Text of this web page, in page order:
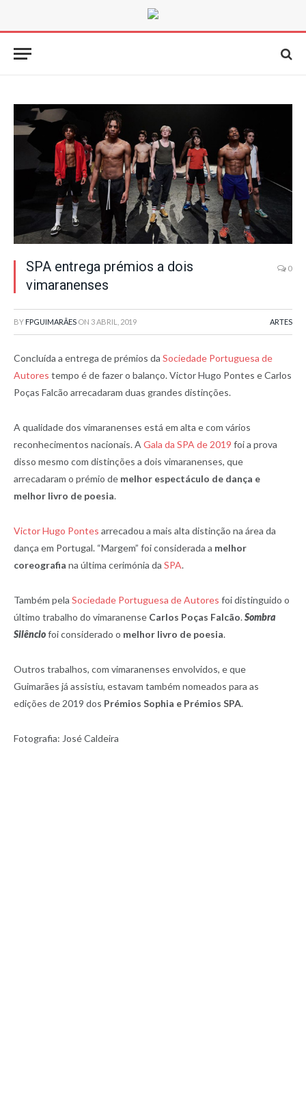
SPA entrega prémios a dois
vimaranenses
0
BY FPGUIMARÃES ON 3 ABRIL, 2019 ARTES
Concluída a entrega de prémios da Sociedade Portuguesa de
Autores tempo é de fazer o balanço. Victor Hugo Pontes e Carlos
Poças Falcão arrecadaram duas grandes distinções.
A qualidade dos vimaranenses está em alta e com vários
reconhecimentos nacionais. A Gala da SPA de 2019 foi a prova
disso mesmo com distinções a dois vimaranenses, que
arrecadaram o prémio de melhor espectáculo de dança e
melhor livro de poesia.
Victor Hugo Pontes arrecadou a mais alta distinção na área da
dança em Portugal. “Margem” foi considerada a melhor
coreografia na última cerimónia da SPA.
Também pela Sociedade Portuguesa de Autores foi distinguido o
último trabalho do vimaranense Carlos Poças Falcão.Sombra
Silênciofoi considerado o melhor livro de poesia.
Outros trabalhos, com vimaranenses envolvidos, e que
Guimarães já assistiu, estavam também nomeados para as
edições de 2019 dos Prémios Sophia e Prémios SPA.
Fotografia: José Caldeira